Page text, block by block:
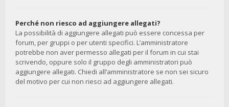
Perché non riesco ad aggiungere allegati?
La possibilità di aggiungere allegati può essere concessa per
forum, per gruppi o per utenti specifici. L’amministratore
potrebbe non aver permesso allegati per il forum in cui stai
scrivendo, oppure solo il gruppo degli amministratori può
aggiungere allegati. Chiedi all’amministratore se non sei sicuro
del motivo per cui non riesci ad aggiungere allegati.